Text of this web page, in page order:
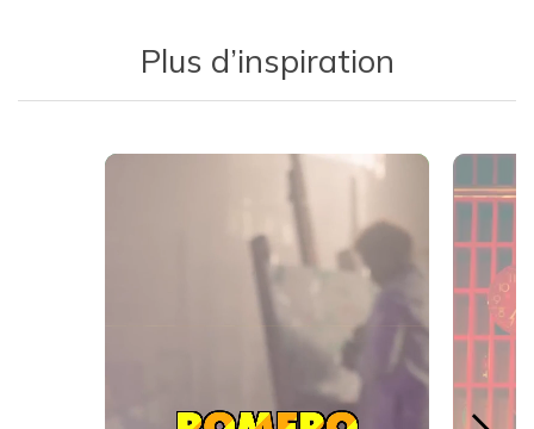
Plus d’inspiration
Media Carousel
Carousel with product photos. Use the previous and next